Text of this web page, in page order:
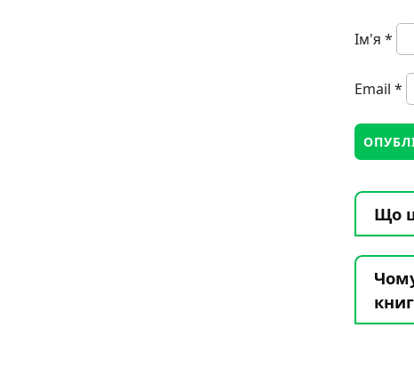
Ім'я *
Email *
Що